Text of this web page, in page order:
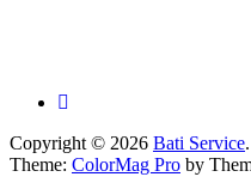
Copyright © 2026 Bati Service
Theme: ColorMag Pro by